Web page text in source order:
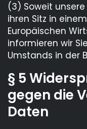
(3) Soweit
ihren Sitz in
Europäischen
informieren wir
Umstands in der
§ 5
gegen die
Daten